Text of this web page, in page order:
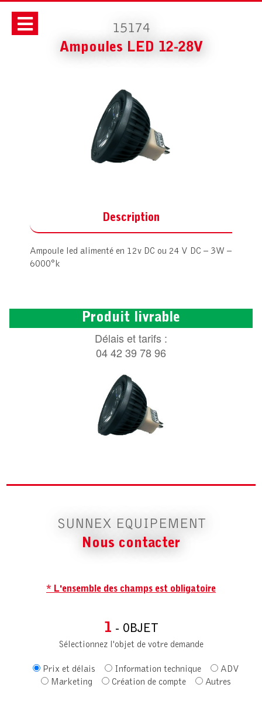
15174
Ampoules LED 12-28V
Description
Ampoule led alimenté en 12v DC ou 24 V DC – 3W –
6000°k
Produit livrable
Délais et tarifs :
04 42 39 78 96
SUNNEX EQUIPEMENT
Nous contacter
* L'ensemble des champs est obligatoire
1 - OBJET
Sélectionnez l'objet de votre demande
Prix et délais Information technique
ADV
Marketing
Création de compte Autres